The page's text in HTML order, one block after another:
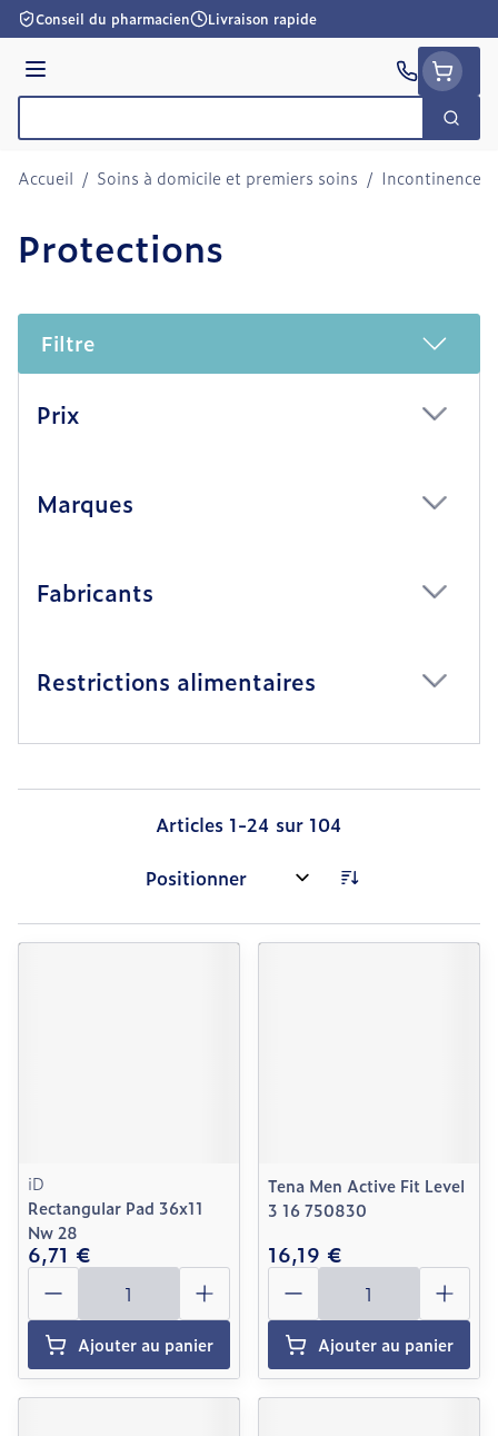
Aller au contenu
Conseil du pharmacien Livraison rapide
Menu
Accueil / Soins à domicile et premiers soins / Incontinence
Protections
Filtre
Prix
Marques
Fabricants
Restrictions alimentaires
Articles 1-24 sur 104
Trier par:
iD
Rectangular Pad 36x11
Nw 28
6,71 €
Quantité
Ajouter au panier
Tena Men Active Fit Level
3 16 750830
16,19 €
Quantité
Ajouter au panier